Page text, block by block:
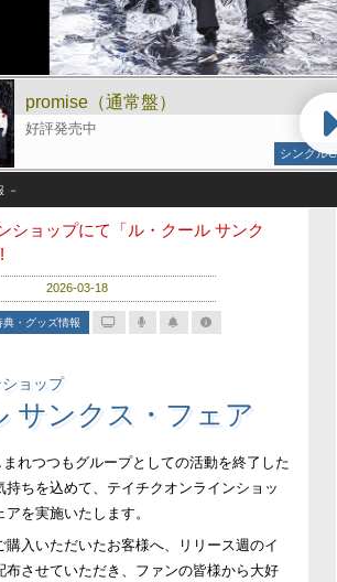
（通常盤）
発売中
シングルCD
ショップにて「ル・クール サンク
2026-03-18
典・グッズ情報
ョップ
サンクス・フェア
れつつもグループとしての活動を終了した
持ちを込めて、テイチクオンラインショッ
を実施いたします。
購入いただいたお客様へ、リリース週のイ
布させていただき、ファンの皆様から大好